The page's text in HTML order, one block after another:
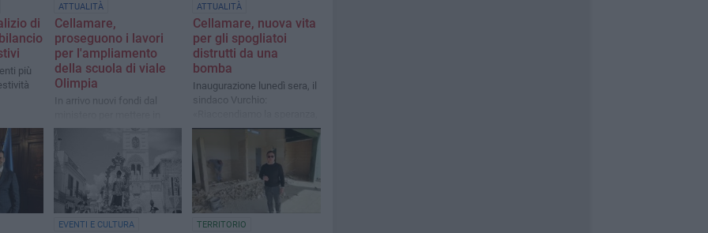
di
più
ATTUALITÀ
Cellamare,
proseguono i lavori
per l'ampliamento
della scuola di viale
Olimpia
In arrivo nuovi fondi dal
sicurezza gli edifici
scolastici del comune
ATTUALITÀ
Cellamare, nuova vita
per gli spogliatoi
distrutti da una
bomba
Inaugurazione lunedì sera, il
sindaco Vurchio:
dopo un periodo piuttosto
complesso e torniamo a
giocare e sorridere»
EVENTI E CULTURA TERRITORIO